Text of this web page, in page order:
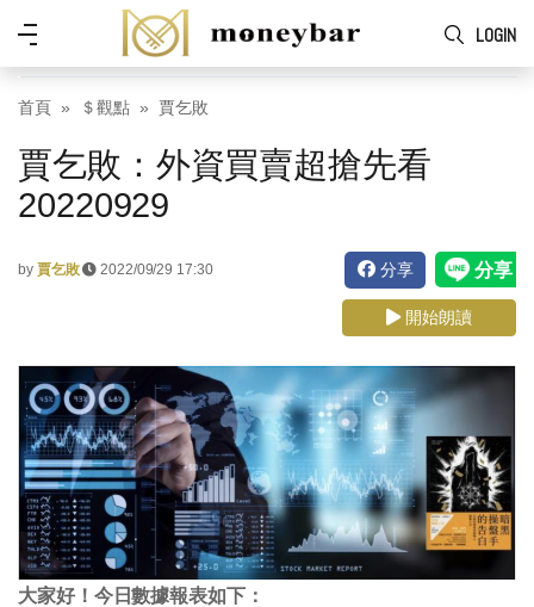
Skip to main content
LOGIN
功
能
表
首頁 ＄觀點 賈乞敗
賈乞敗：外資買賣超搶先看
20220929
by 賈乞敗 2022/09/29 17:30 分享
開始朗讀
大家好！今日數據報表如下：